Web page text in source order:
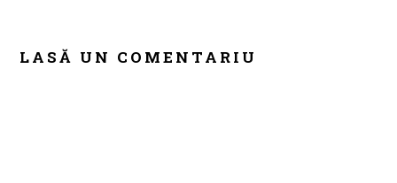
INTERACTIONS
LASĂ UN COMENTARIU